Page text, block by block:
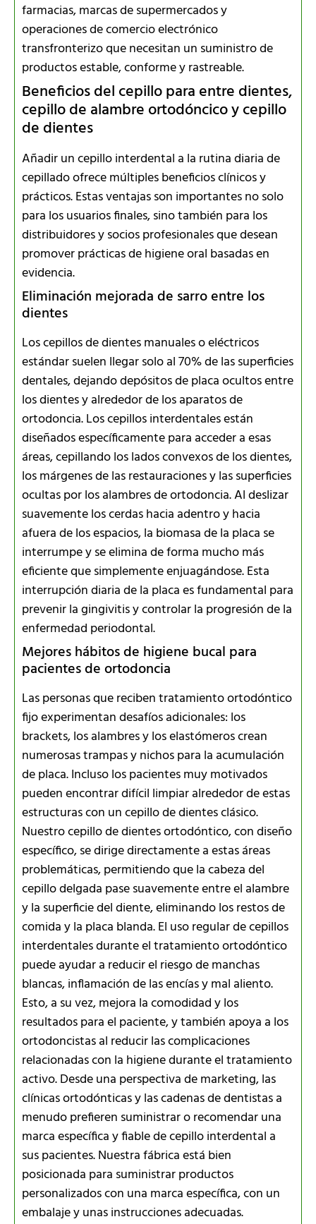
farmacias, marcas de supermercados y
operaciones de comercio electrónico
transfronterizo que necesitan un suministro de
productos estable, conforme y rastreable.
Beneficios del cepillo para entre dientes,
cepillo de alambre ortodóncico y cepillo
de dientes
Añadir un cepillo interdental a la rutina diaria de
cepillado ofrece múltiples beneficios clínicos y
prácticos. Estas ventajas son importantes no solo
para los usuarios finales, sino también para los
distribuidores y socios profesionales que desean
promover prácticas de higiene oral basadas en
evidencia.
Eliminación mejorada de sarro entre los
dientes
Los cepillos de dientes manuales o eléctricos
estándar suelen llegar solo al 70% de las superficies
dentales, dejando depósitos de placa ocultos entre
los dientes y alrededor de los aparatos de
ortodoncia. Los cepillos interdentales están
diseñados específicamente para acceder a esas
áreas, cepillando los lados convexos de los dientes,
los márgenes de las restauraciones y las superficies
ocultas por los alambres de ortodoncia. Al deslizar
suavemente los cerdas hacia adentro y hacia
afuera de los espacios, la biomasa de la placa se
interrumpe y se elimina de forma mucho más
eficiente que simplemente enjuagándose. Esta
interrupción diaria de la placa es fundamental para
prevenir la gingivitis y controlar la progresión de la
enfermedad periodontal.
Mejores hábitos de higiene bucal para
pacientes de ortodoncia
Las personas que reciben tratamiento ortodóntico
fijo experimentan desafíos adicionales: los
brackets, los alambres y los elastómeros crean
numerosas trampas y nichos para la acumulación
de placa. Incluso los pacientes muy motivados
pueden encontrar difícil limpiar alrededor de estas
estructuras con un cepillo de dientes clásico.
Nuestro cepillo de dientes ortodóntico, con diseño
específico, se dirige directamente a estas áreas
problemáticas, permitiendo que la cabeza del
cepillo delgada pase suavemente entre el alambre
y la superficie del diente, eliminando los restos de
comida y la placa blanda. El uso regular de cepillos
interdentales durante el tratamiento ortodóntico
puede ayudar a reducir el riesgo de manchas
blancas, inflamación de las encías y mal aliento.
Esto, a su vez, mejora la comodidad y los
resultados para el paciente, y también apoya a los
ortodoncistas al reducir las complicaciones
relacionadas con la higiene durante el tratamiento
activo. Desde una perspectiva de marketing, las
clínicas ortodónticas y las cadenas de dentistas a
menudo prefieren suministrar o recomendar una
marca específica y fiable de cepillo interdental a
sus pacientes. Nuestra fábrica está bien
posicionada para suministrar productos
personalizados con una marca específica, con un
embalaje y unas instrucciones adecuadas.